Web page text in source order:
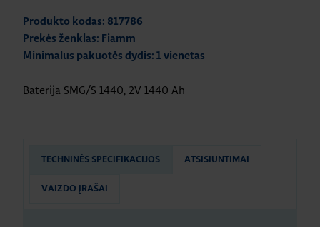
Produkto kodas: 817786
Prekės ženklas: Fiamm
Minimalus pakuotės dydis: 1 vienetas
Baterija SMG/S 1440, 2V 1440 Ah
TECHNINĖS SPECIFIKACIJOS ATSISIUNTIMAI
VAIZDO ĮRAŠAI